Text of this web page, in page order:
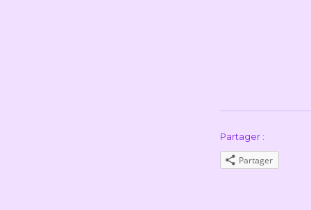
Partager :
Partager